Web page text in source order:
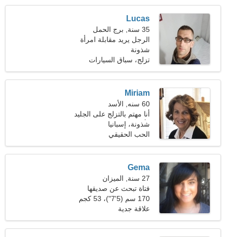
Lucas
35 سنة, برج الحمل
الرجل يريد مقابلة امرأة
شذونة
تزلج، سباق السيارات
Miriam
60 سنه, الأسد
أنا مهتم بالتزلج على الجليد
وألعاب الفيديو
شذونة، إسبانيا
الحب الحقيقي
Gema
27 سنة, الميزان
فتاة تبحث عن صديقها
170 سم (5'7")، 53 كجم
(116 رطلا)
علاقة جدية